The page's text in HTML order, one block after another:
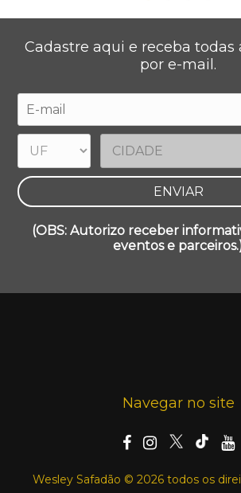
Cadastre aqui e receba todas
por e-mail.
(OBS: Autorizo receber
eventos e
Navegar no site
Wesley Safadão © 2026 todos os